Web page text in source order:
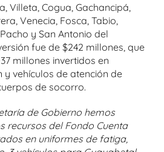
Villeta, Cogua, Gachancipá,
Venecia, Fosca, Tabio,
y San Antonio del
fue de $242 millones, que
millones invertidos en
vehículos de atención de
de socorro.
de Gobierno hemos
recursos del Fondo Cuenta
en uniformes de fatiga,